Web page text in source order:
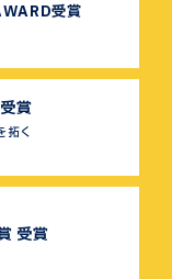
受賞
賞
拓く
受賞